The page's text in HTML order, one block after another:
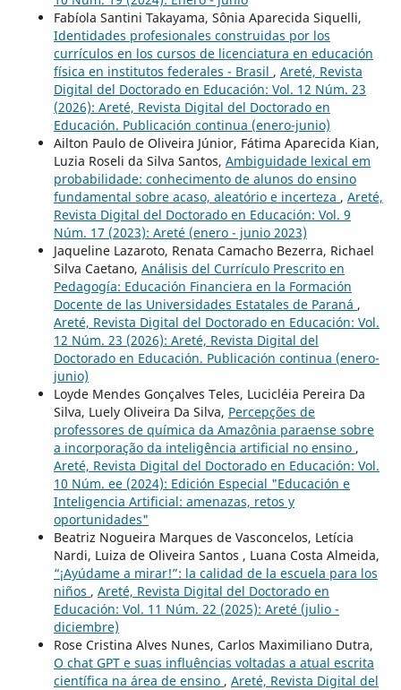
Fabíola Santini Takayama, Sônia Aparecida Siquelli,
Identidades profesionales construidas por los
currículos en los cursos de licenciatura en educación
física en institutos federales - Brasil , Areté, Revista
Digital del Doctorado en Educación: Vol. 12 Núm. 23
(2026): Areté, Revista Digital del Doctorado en
Educación. Publicación continua (enero-junio)
Ailton Paulo de Oliveira Júnior, Fátima Aparecida Kian,
Luzia Roseli da Silva Santos, Ambiguidade lexical em
probabilidade: conhecimento de alunos do ensino
fundamental sobre acaso, aleatório e incerteza , Areté,
Revista Digital del Doctorado en Educación: Vol. 9
Núm. 17 (2023): Areté (enero - junio 2023)
Jaqueline Lazaroto, Renata Camacho Bezerra, Richael
Silva Caetano, Análisis del Currículo Prescrito en
Pedagogía: Educación Financiera en la Formación
Docente de las Universidades Estatales de Paraná ,
Areté, Revista Digital del Doctorado en Educación: Vol.
12 Núm. 23 (2026): Areté, Revista Digital del
Doctorado en Educación. Publicación continua (enero-
junio)
Loyde Mendes Gonçalves Teles, Lucicléia Pereira Da
Silva, Luely Oliveira Da Silva, Percepções de
professores de química da Amazônia paraense sobre
a incorporação da inteligência artificial no ensino ,
Areté, Revista Digital del Doctorado en Educación: Vol.
10 Núm. ee (2024): Edición Especial "Educación e
Inteligencia Artificial: amenazas, retos y
oportunidades"
Beatriz Nogueira Marques de Vasconcelos, Letícia
Nardi, Luiza de Oliveira Santos , Luana Costa Almeida,
“¡Ayúdame a mirar!”: la calidad de la escuela para los
niños , Areté, Revista Digital del Doctorado en
Educación: Vol. 11 Núm. 22 (2025): Areté (julio -
diciembre)
Rose Cristina Alves Nunes, Carlos Maximiliano Dutra,
O chat GPT e suas influências voltadas a atual escrita
científica na área de ensino , Areté, Revista Digital del